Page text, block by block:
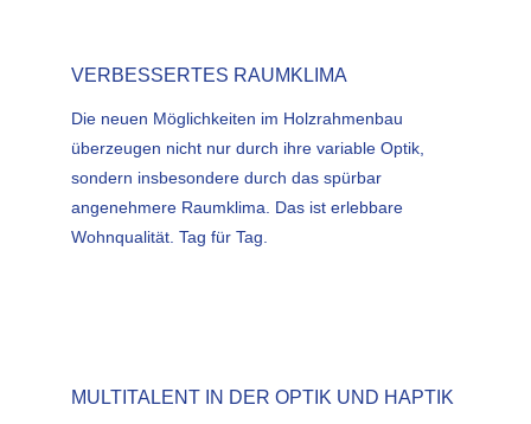
VERBESSERTES RAUMKLIMA
Die neuen Möglichkeiten im Holzrahmenbau
überzeugen nicht nur durch ihre variable Optik,
sondern insbesondere durch das spürbar
angenehmere Raumklima. Das ist erlebbare
Wohnqualität. Tag für Tag.
MULTITALENT IN DER OPTIK UND HAPTIK